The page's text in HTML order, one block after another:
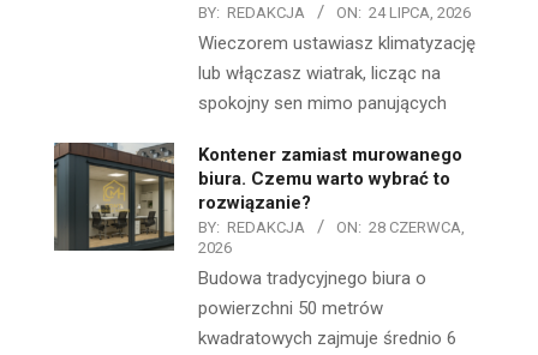
BY: REDAKCJA ON: 24 LIPCA, 2026
Wieczorem ustawiasz klimatyzację
lub włączasz wiatrak, licząc na
spokojny sen mimo panujących
Kontener zamiast murowanego
biura. Czemu warto wybrać to
rozwiązanie?
BY: REDAKCJA ON: 28 CZERWCA,
2026
Budowa tradycyjnego biura o
powierzchni 50 metrów
kwadratowych zajmuje średnio 6